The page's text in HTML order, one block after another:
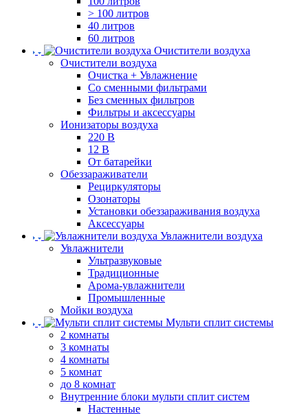
> 100 литров
40 литров
60 литров
Очистители воздуха
Очистители воздуха
Очистка + Увлажнение
Cо сменными фильтрами
Без сменных фильтров
Фильтры и аксессуары
Ионизаторы воздуха
220 В
12 В
От батарейки
Обеззараживатели
Рециркуляторы
Озонаторы
Установки обеззараживания воздуха
Аксессуары
Увлажнители воздуха
Увлажнители
Ультразвуковые
Традиционные
Арома-увлажнители
Промышленные
Мойки воздуха
Мульти сплит системы
2 комнаты
3 комнаты
4 комнаты
5 комнат
до 8 комнат
Внутренние блоки мульти сплит систем
Настенные